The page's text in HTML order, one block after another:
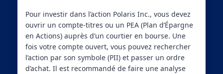
Pour investir dans l’action Polaris Inc., vous devez
ouvrir un compte-titres ou un PEA (Plan d’Épargne
en Actions) auprès d’un courtier en bourse. Une
fois votre compte ouvert, vous pouvez rechercher
l’action par son symbole (PII) et passer un ordre
d’achat. Il est recommandé de faire une analyse